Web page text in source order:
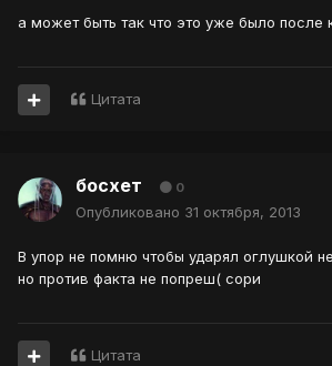
а может быть так что это уже было после
Цитата
босхет 0
Опубликовано 31 октября, 2013
В упор не помню чтобы ударял оглушкой
но против факта не попреш( сори
Цитата